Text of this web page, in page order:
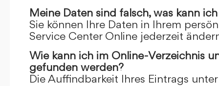
Meine Daten sind falsch, was kann
Sie können Ihre Daten in Ihrem
Service Center Online jederzeit
Wie kann ich im Online-Verzeichnis
gefunden werden?
Die Auffindbarkeit Ihres Eintrags